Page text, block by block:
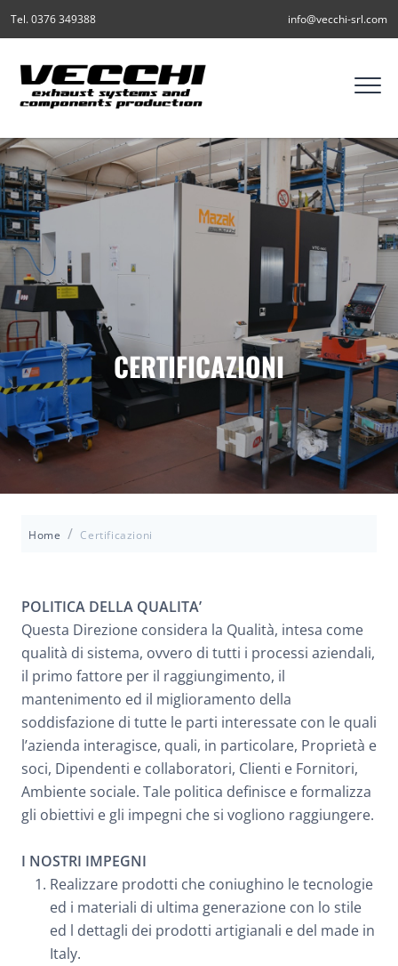
Tel. 0376 349388 info@vecchi-srl.com
CERTIFICAZIONI
Home / Certificazioni
POLITICA DELLA QUALITA’
Questa Direzione considera la Qualità, intesa come
qualità di sistema, ovvero di tutti i processi aziendali,
il primo fattore per il raggiungimento, il
mantenimento ed il miglioramento della
soddisfazione di tutte le parti interessate con le quali
l’azienda interagisce, quali, in particolare, Proprietà e
soci, Dipendenti e collaboratori, Clienti e Fornitori,
Ambiente sociale. Tale politica definisce e formalizza
gli obiettivi e gli impegni che si vogliono raggiungere.
I NOSTRI IMPEGNI
Realizzare prodotti che coniughino le tecnologie
ed i materiali di ultima generazione con lo stile
ed l dettagli dei prodotti artigianali e del made in
Italy.